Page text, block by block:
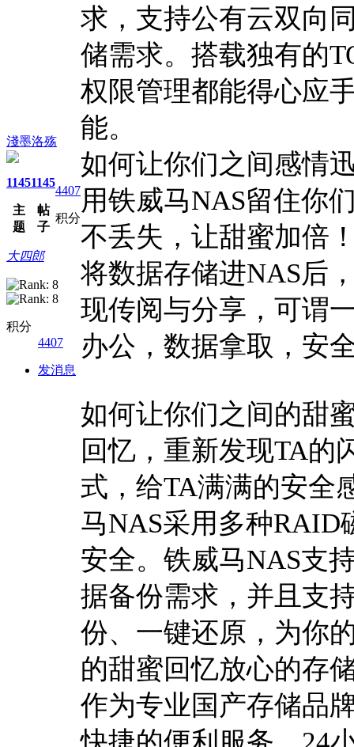
淺墨洛殇
1145
主
题
1145
帖
子
4407
积分
大四郎
积分
4407
发消息
求，支持公有云双向
储需求。搭载独有的
权限管理都能得心应
能。
如何让你们之间感情
用铁威马NAS留住你
不丢失，让甜蜜加倍
将数据存储进NAS后
现传阅与分享，可谓
办公，数据拿取，安
如何让你们之间的甜
回忆，重新发现TA的
式，给TA满满的安全
马NAS采用多种RAID
安全。铁威马NAS支
据备份需求，并且支
份、一键还原，为你
的甜蜜回忆放心的存
作为专业国产存储品